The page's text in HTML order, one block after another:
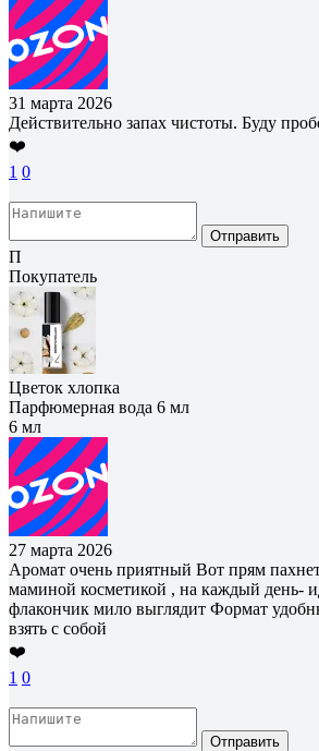
31 марта 2026
Действительно запах чистоты. Буду
❤️
1 0
Отправить
П
Покупатель
Цветок хлопка
Парфюмерная вода 6 мл
6 мл
27 марта 2026
Аромат очень приятный Вот прям
маминой косметикой , на каждый день-
флакончик мило выглядит Формат
взять с собой
❤️
1 0
Отправить